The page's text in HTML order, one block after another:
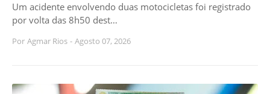
Um acidente envolvendo duas motocicletas foi registrado
por volta das 8h50 dest…
Por Agmar Rios - Agosto 07, 2026